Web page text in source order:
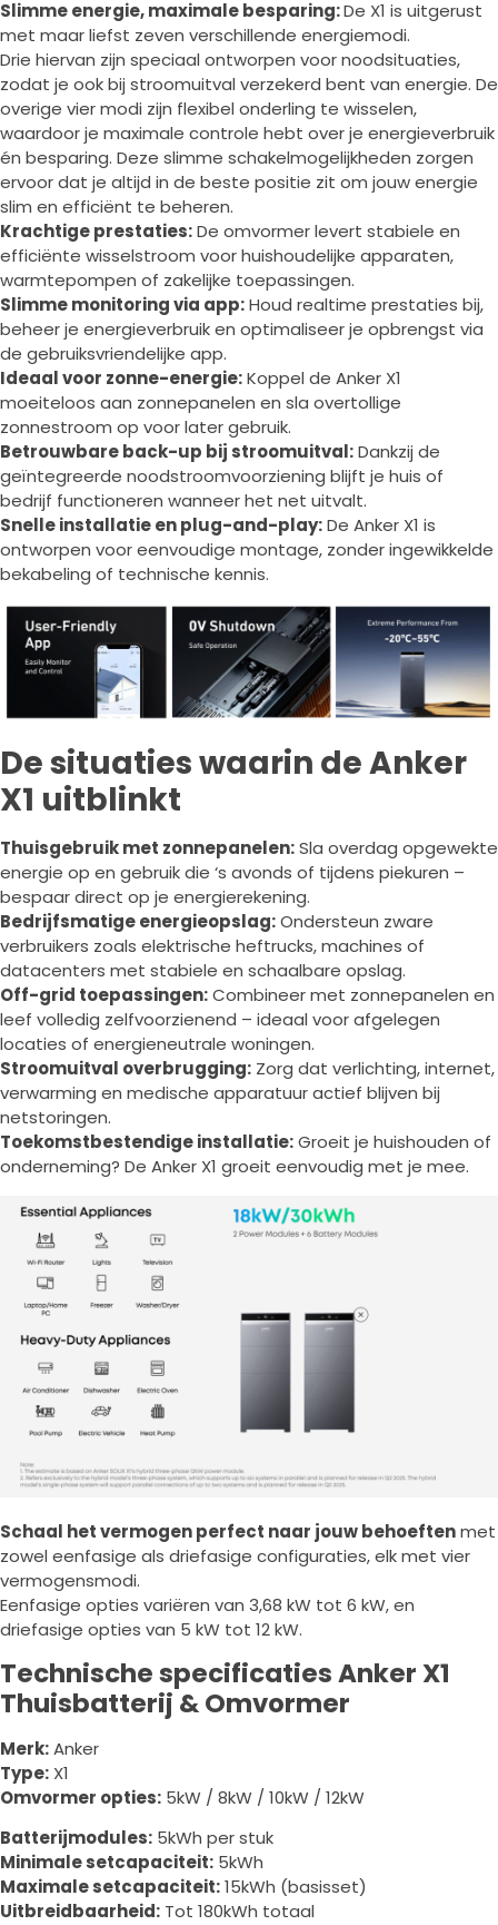
Slimme energie, maximale besparing:De X1 is uitgerust
met maar liefst zeven verschillende energiemodi.
Drie hiervan zijn speciaal ontworpen voor noodsituaties,
zodat je ook bij stroomuitval verzekerd bent van energie. De
overige vier modi zijn flexibel onderling te wisselen,
waardoor je maximale controle hebt over je energieverbruik
én besparing. Deze slimme schakelmogelijkheden zorgen
ervoor dat je altijd in de beste positie zit om jouw energie
slim en efficiënt te beheren.
Krachtige prestaties:De omvormer levert stabiele en
efficiënte wisselstroom voor huishoudelijke apparaten,
warmtepompen of zakelijke toepassingen.
Slimme monitoring via app:Houd realtime prestaties bij,
beheer je energieverbruik en optimaliseer je opbrengst via
de gebruiksvriendelijke app.
Ideaal voor zonne-energie:Koppel de Anker X1
moeiteloos aan zonnepanelen en sla overtollige
zonnestroom op voor later gebruik.
Betrouwbare back-up bij stroomuitval:Dankzij de
geïntegreerde noodstroomvoorziening blijft je huis of
bedrijf functioneren wanneer het net uitvalt.
Snelle installatie en plug-and-play:De Anker X1 is
ontworpen voor eenvoudige montage, zonder ingewikkelde
bekabeling of technische kennis.
De situaties waarin de Anker
X1 uitblinkt
Thuisgebruik met zonnepanelen:Sla overdag opgewekte
energie op en gebruik die ‘s avonds of tijdens piekuren –
bespaar direct op je energierekening.
Bedrijfsmatige energieopslag:Ondersteun zware
verbruikers zoals elektrische heftrucks, machines of
datacenters met stabiele en schaalbare opslag.
Off-grid toepassingen:Combineer met zonnepanelen en
leef volledig zelfvoorzienend – ideaal voor afgelegen
locaties of energieneutrale woningen.
Stroomuitval overbrugging: Zorg dat verlichting, internet,
verwarming en medische apparatuur actief blijven bij
netstoringen.
Toekomstbestendige installatie:Groeit je huishouden of
onderneming? De Anker X1 groeit eenvoudig met je mee.
Schaal het vermogen perfect naar jouw behoeftenmet
zowel eenfasige als driefasige configuraties, elk met vier
vermogensmodi.
Eenfasige opties variëren van 3,68 kW tot 6 kW, en
driefasige opties van 5 kW tot 12 kW.
Technische specificaties Anker X1
Thuisbatterij & Omvormer
Merk:Anker
Type: X1
Omvormer opties: 5kW / 8kW / 10kW / 12kW
Batterijmodules: 5kWh per stuk
Minimale setcapaciteit: 5kWh
Maximale setcapaciteit:15kWh (basisset)
Uitbreidbaarheid: Tot 180kWh totaal